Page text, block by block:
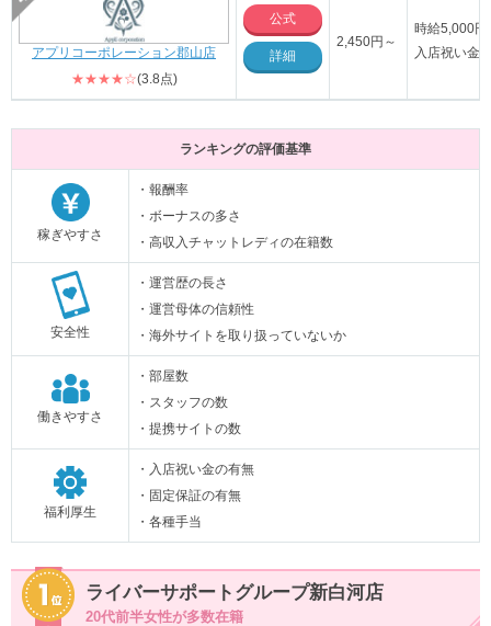
アプリコーポレーション郡山店
★★★★☆(3.8点)
公式
詳細
2,450円～
時給5,000
入店祝い金
ランキングの評価基準
稼ぎやすさ
・報酬率
・ボーナスの多さ
・高収入チャットレディの在籍数
安全性
・運営歴の長さ
・運営母体の信頼性
・海外サイトを取り扱っていないか
働きやすさ
・部屋数
・スタッフの数
・提携サイトの数
福利厚生
・入店祝い金の有無
・固定保証の有無
・各種手当
ライバーサポートグループ新白河店
20代前半女性が多数在籍